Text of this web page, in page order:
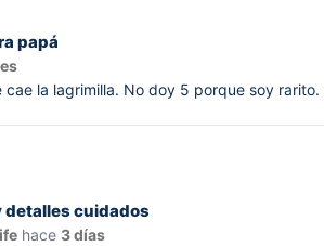
papá
la lagrimilla. No doy 5 porque soy
detalles cuidados
hace 3 días